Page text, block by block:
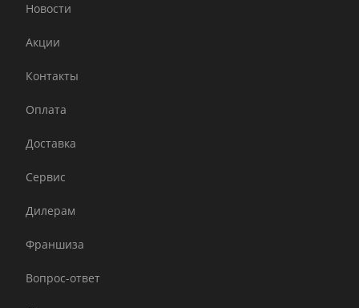
Новости
Акции
Контакты
Оплата
Доставка
Сервис
Дилерам
Франшиза
Вопрос-ответ